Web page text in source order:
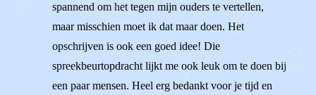
spannend om het tegen mijn ouders te vertellen,
maar misschien moet ik dat maar doen. Het
opschrijven is ook een goed idee! Die
spreekbeurtopdracht lijkt me ook leuk om te doen bij
een paar mensen. Heel erg bedankt voor je tijd en